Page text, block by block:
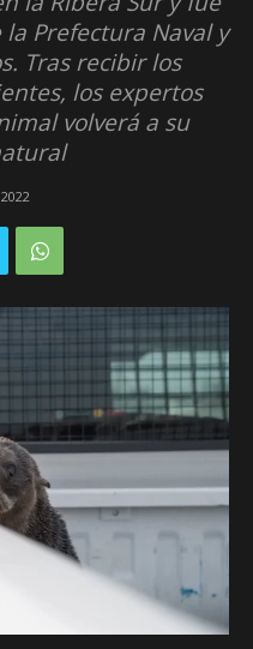
Prefectura Naval y
Tras recibir los
los expertos
volverá a su